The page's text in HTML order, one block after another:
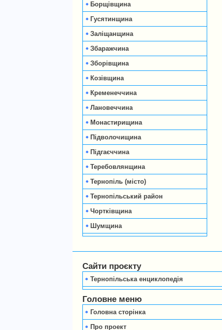
Борщівщина
Гусятинщина
Заліщанщина
Збаражчина
Зборівщина
Козівщина
Кременеччина
Лановеччина
Монастирищина
Підволочищина
Підгаєччина
Теребовлянщина
Тернопіль (місто)
Тернопільський район
Чортківщина
Шумщина
Сайти проєкту
Тернопільська енциклопедія
Головне меню
Головна сторінка
Про проект